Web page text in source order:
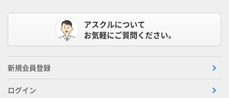
アスクルについて
お気軽にご質問ください。
新規会員登録
ログイン